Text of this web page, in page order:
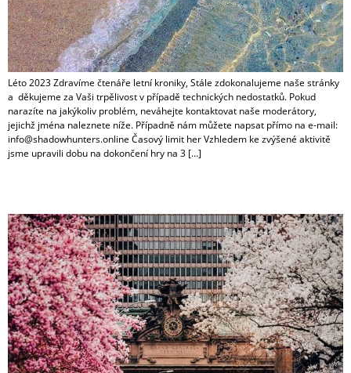
Léto 2023 Zdravíme čtenáře letní kroniky, Stále zdokonalujeme naše stránky
a děkujeme za Vaši trpělivost v případě technických nedostatků. Pokud
narazíte na jakýkoliv problém, neváhejte kontaktovat naše moderátory,
jejichž jména naleznete níže. Případně nám můžete napsat přímo na e-mail:
info@shadowhunters.online Časový limit her Vzhledem ke zvýšené aktivitě
jsme upravili dobu na dokončení hry na 3 […]